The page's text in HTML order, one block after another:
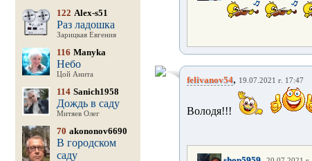
122 Alex-s51
Раз ладошка
Зарицкая Евгения
116 Manyka
Небо
Цой Анита
114 Sanich1958
Дождь в саду
Митяев Олег
70 akononov6690
В городском
саду
felivanov54, 19.07.2021 г. 17:47
Володя!!!